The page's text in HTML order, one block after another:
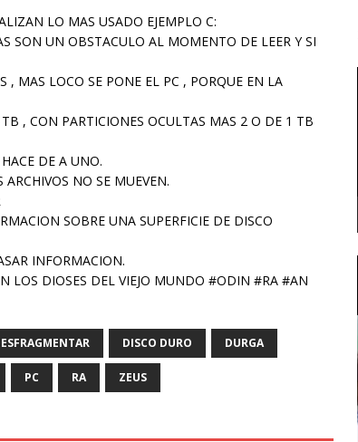
LO MAS USADO EJEMPLO C:
SON UN OBSTACULO AL MOMENTO DE LEER Y SI
, MAS LOCO SE PONE EL PC , PORQUE EN LA
, CON PARTICIONES OCULTAS MAS 2 O DE 1 TB
DE A UNO.
NO SE MUEVEN.
SOBRE UNA SUPERFICIE DE DISCO
INFORMACION.
LOS DIOSES DEL VIEJO MUNDO #ODIN #RA #AN
DISCO DURO DURGA
PC RA ZEUS